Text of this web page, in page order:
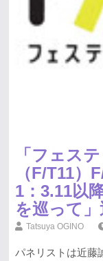
「フェス
（F/T11
1：3.11以
を巡って
Tatsuya OGINO
パネリストは近藤